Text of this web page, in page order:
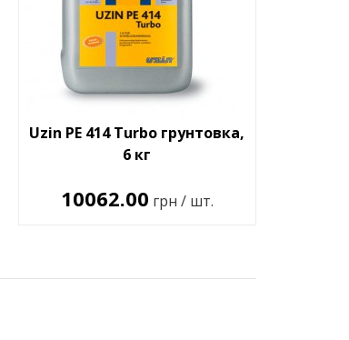
Uzin PE 414 Turbo грунтовка,
6 кг
10062.00 грн / шт.